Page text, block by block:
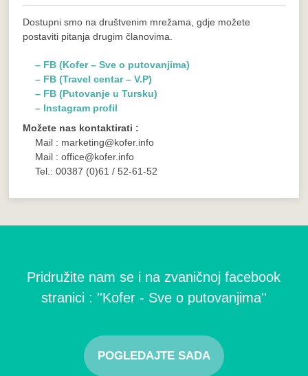
Dostupni smo na društvenim mrežama, gdje možete
postaviti pitanja drugim članovima.
– FB (Kofer – Sve o putovanjima)
– FB (Travel centar – V.P)
– FB (Putovanje u Tursku)
– Instagram profil
Možete nas kontaktirati :
Mail : marketing@kofer.info
Mail : office@kofer.info
Tel.: 00387 (0)61 / 52-61-52
Pridružite nam se i na zvaničnoj facebook
stranici : ''Kofer - Sve o putovanjima''
POGLEDAJTE SADA